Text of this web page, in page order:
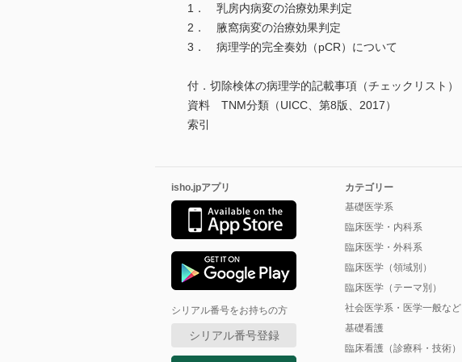
1． 乳房内病変の治療効果判定
2． 腋窩病変の治療効果判定
3． 病理学的完全奏効（pCR）について
付．切除検体の病理学的記載事項（チェックリスト）
資料 TNM分類（UICC、第8版、2017）
索引
isho.jpアプリ
シリアル番号をお持ちの方
シリアル番号登録
カテゴリー
基礎医学系
臨床医学・内科系
臨床医学・外科系
臨床医学（領域別）
臨床医学（テーマ別）
社会医学系・医学一般など
基礎看護
臨床看護（診療科・技術）